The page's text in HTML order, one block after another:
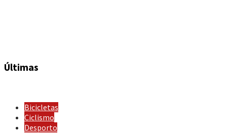
Últimas
Bicicletas
Ciclismo
Desporto